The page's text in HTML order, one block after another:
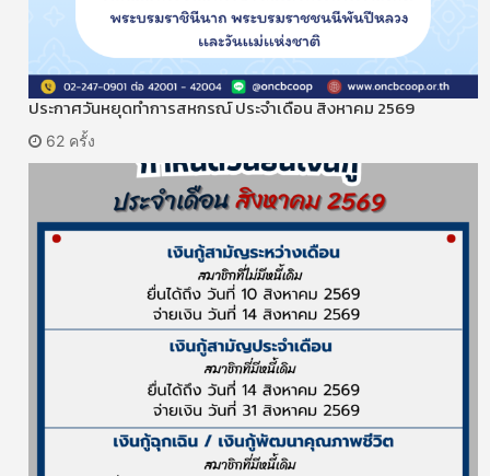
ประกาศวันหยุดทำการสหกรณ์ ประจำเดือน สิงหาคม 2569
62 ครั้ง